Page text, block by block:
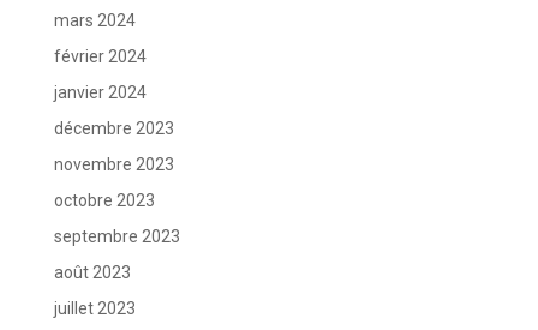
mars 2024
février 2024
janvier 2024
décembre 2023
novembre 2023
octobre 2023
septembre 2023
août 2023
juillet 2023